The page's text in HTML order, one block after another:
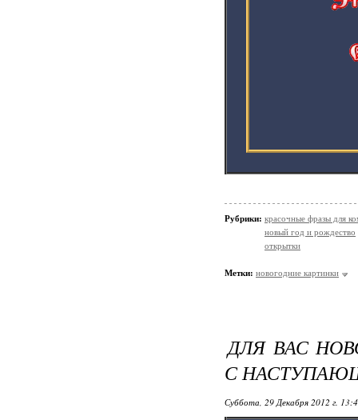
Рубрики: красочные фразы для
новый год и рождество
открытки
Метки: новогодние картинки
ДЛЯ ВАС
С
Суббота, 29 Декабря 2012 г.